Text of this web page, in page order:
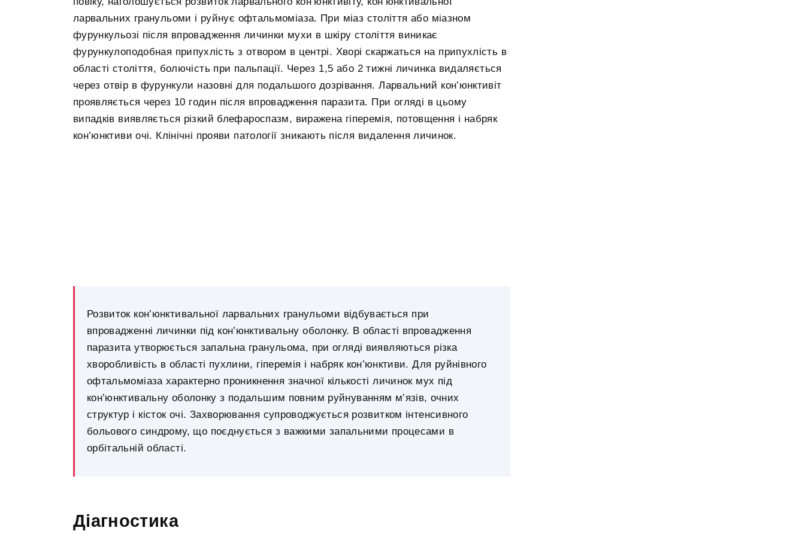
ларвальних гранульоми і руйнує офтальмоміаза. При міаз століття або міазном
фурункульозі після впровадження личинки мухи в шкіру століття виникає
фурункулоподобная припухлість з отвором в центрі. Хворі скаржаться на припухлість в
області століття, болючість при пальпації. Через 1,5 або 2 тижні личинка видаляється
через отвір в фурункули назовні для подальшого дозрівання. Ларвальний кон’юнктивіт
проявляється через 10 годин після впровадження паразита. При огляді в цьому
випадків виявляється різкий блефароспазм, виражена гіперемія, потовщення і набряк
кон’юнктиви очі. Клінічні прояви патології зникають після видалення личинок.
Розвиток кон’юнктивальної ларвальних гранульоми відбувається при
впровадженні личинки під кон’юнктивальну оболонку. В області впровадження
паразита утворюється запальна гранульома, при огляді виявляються різка
хворобливість в області пухлини, гіперемія і набряк кон’юнктиви. Для руйнівного
офтальмоміаза характерно проникнення значної кількості личинок мух під
кон’юнктивальну оболонку з подальшим повним руйнуванням м’язів, очних
структур і кісток очі. Захворювання супроводжується розвитком інтенсивного
больового синдрому, що поєднується з важкими запальними процесами в
орбітальній області.
Діагностика